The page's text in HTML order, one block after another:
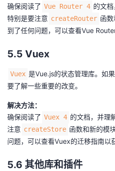
确保阅读了 Vue Router 4 的文档
特别是要注意 createRouter 函
到了任何问题，可以查看Vue
5.5 Vuex
Vuex 是Vue.js的状态管理库。如
要了解一些重要的改变。
解决方法：
确保阅读了 Vuex 4 的文档，并理
注意 createStore 函数和新的模
问题，可以查看Vuex的迁移指南以
5.6 其他库和插件